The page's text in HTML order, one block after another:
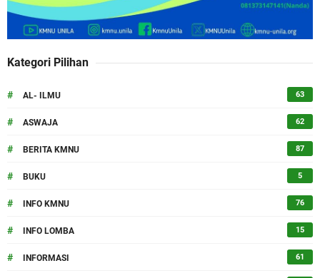
Kategori Pilihan
# AL- ILMU 63
# ASWAJA 62
# BERITA KMNU 87
# BUKU 5
# INFO KMNU 76
# INFO LOMBA 15
# INFORMASI 61